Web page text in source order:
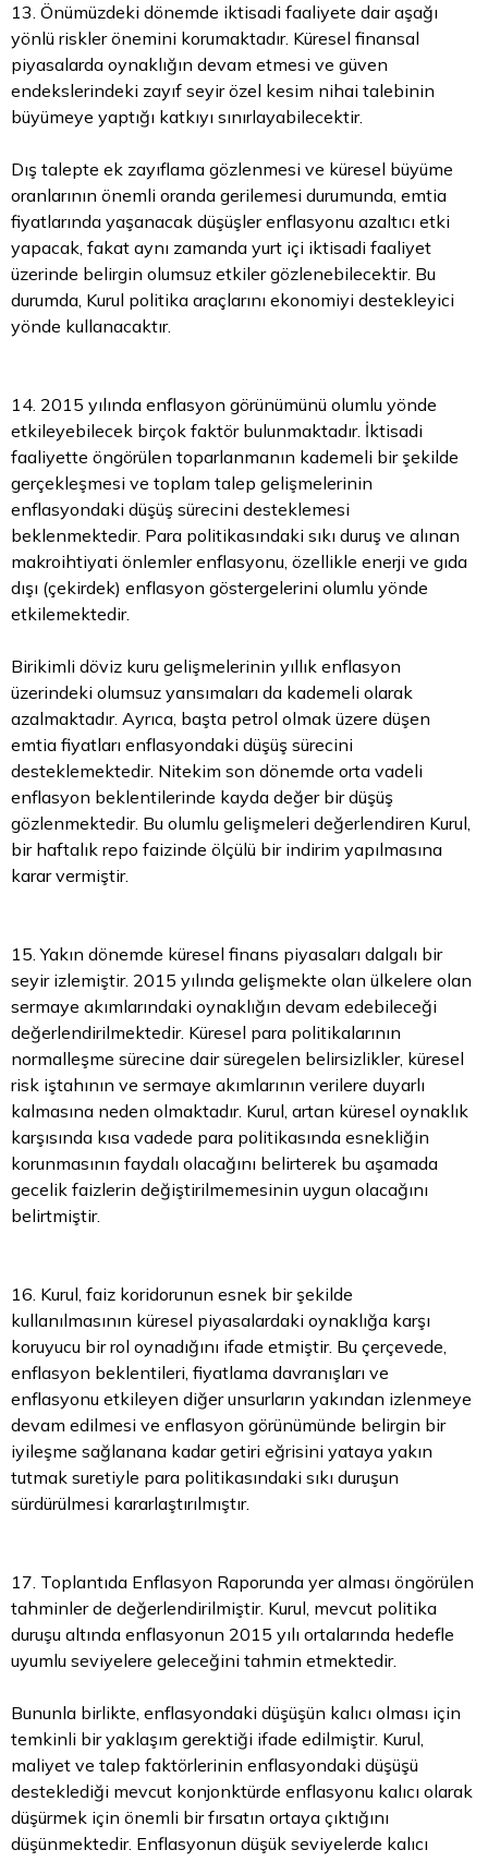
13. Önümüzdeki dönemde iktisadi faaliyete dair aşağı
yönlü riskler önemini korumaktadır. Küresel finansal
piyasalarda oynaklığın devam etmesi ve güven
endekslerindeki zayıf seyir özel kesim nihai talebinin
büyümeye yaptığı katkıyı sınırlayabilecektir.
Dış talepte ek zayıflama gözlenmesi ve küresel büyüme
oranlarının önemli oranda gerilemesi durumunda, emtia
fiyatlarında yaşanacak düşüşler enflasyonu azaltıcı etki
yapacak, fakat aynı zamanda yurt içi iktisadi faaliyet
üzerinde belirgin olumsuz etkiler gözlenebilecektir. Bu
durumda, Kurul politika araçlarını ekonomiyi destekleyici
yönde kullanacaktır.
14. 2015 yılında enflasyon görünümünü olumlu yönde
etkileyebilecek birçok faktör bulunmaktadır. İktisadi
faaliyette öngörülen toparlanmanın kademeli bir şekilde
gerçekleşmesi ve toplam talep gelişmelerinin
enflasyondaki düşüş sürecini desteklemesi
beklenmektedir. Para politikasındaki sıkı duruş ve alınan
makroihtiyati önlemler enflasyonu, özellikle enerji ve gıda
dışı (çekirdek) enflasyon göstergelerini olumlu yönde
etkilemektedir.
Birikimli döviz kuru gelişmelerinin yıllık enflasyon
üzerindeki olumsuz yansımaları da kademeli olarak
azalmaktadır. Ayrıca, başta petrol olmak üzere düşen
emtia fiyatları enflasyondaki düşüş sürecini
desteklemektedir. Nitekim son dönemde orta vadeli
enflasyon beklentilerinde kayda değer bir düşüş
gözlenmektedir. Bu olumlu gelişmeleri değerlendiren Kurul,
bir haftalık repo faizinde ölçülü bir indirim yapılmasına
karar vermiştir.
15. Yakın dönemde küresel finans piyasaları dalgalı bir
seyir izlemiştir. 2015 yılında gelişmekte olan ülkelere olan
sermaye akımlarındaki oynaklığın devam edebileceği
değerlendirilmektedir. Küresel para politikalarının
normalleşme sürecine dair süregelen belirsizlikler, küresel
risk iştahının ve sermaye akımlarının verilere duyarlı
kalmasına neden olmaktadır. Kurul, artan küresel oynaklık
karşısında kısa vadede para politikasında esnekliğin
korunmasının faydalı olacağını belirterek bu aşamada
gecelik faizlerin değiştirilmemesinin uygun olacağını
belirtmiştir.
16. Kurul, faiz koridorunun esnek bir şekilde
kullanılmasının küresel piyasalardaki oynaklığa karşı
koruyucu bir rol oynadığını ifade etmiştir. Bu çerçevede,
enflasyon beklentileri, fiyatlama davranışları ve
enflasyonu etkileyen diğer unsurların yakından izlenmeye
devam edilmesi ve enflasyon görünümünde belirgin bir
iyileşme sağlanana kadar getiri eğrisini yataya yakın
tutmak suretiyle para politikasındaki sıkı duruşun
sürdürülmesi kararlaştırılmıştır.
17. Toplantıda Enflasyon Raporunda yer alması öngörülen
tahminler de değerlendirilmiştir. Kurul, mevcut politika
duruşu altında enflasyonun 2015 yılı ortalarında hedefle
uyumlu seviyelere geleceğini tahmin etmektedir.
Bununla birlikte, enflasyondaki düşüşün kalıcı olması için
temkinli bir yaklaşım gerektiği ifade edilmiştir. Kurul,
maliyet ve talep faktörlerinin enflasyondaki düşüşü
desteklediği mevcut konjonktürde enflasyonu kalıcı olarak
düşürmek için önemli bir fırsatın ortaya çıktığını
düşünmektedir. Enflasyonun düşük seviyelerde kalıcı